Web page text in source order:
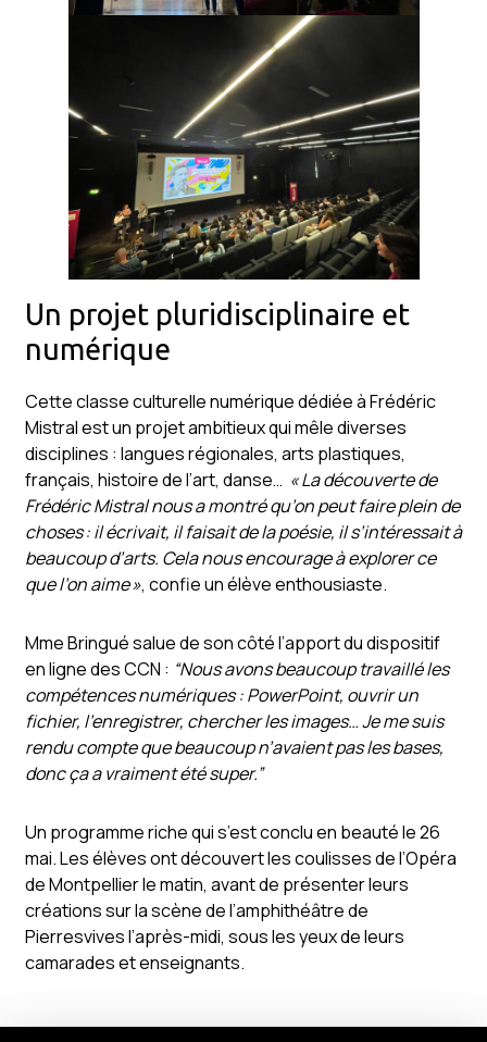
Un projet pluridisciplinaire et
numérique
Cette classe culturelle numérique dédiée à Frédéric
Mistral est un projet ambitieux qui mêle diverses
disciplines : langues régionales, arts plastiques,
français, histoire de l’art, danse… « La découverte de
Frédéric Mistral nous a montré qu’on peut faire plein de
choses : il écrivait, il faisait de la poésie, il s’intéressait à
beaucoup d’arts. Cela nous encourage à explorer ce
que l’on aime », confie un élève enthousiaste.
Mme Bringué salue de son côté l’apport du dispositif
en ligne des CCN : “Nous avons beaucoup travaillé les
compétences numériques : PowerPoint, ouvrir un
fichier, l’enregistrer, chercher les images… Je me suis
rendu compte que beaucoup n’avaient pas les bases,
donc ça a vraiment été super.”
Un programme riche qui s’est conclu en beauté le 26
mai. Les élèves ont découvert les coulisses de l’Opéra
de Montpellier le matin, avant de présenter leurs
créations sur la scène de l’amphithéâtre de
Pierresvives l’après-midi, sous les yeux de leurs
camarades et enseignants.